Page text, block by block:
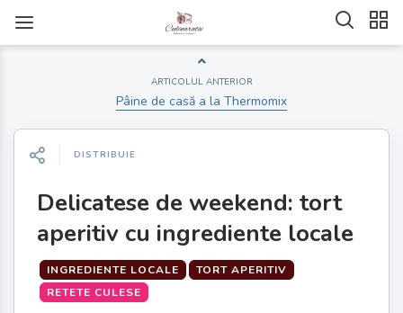
ARTICOLUL ANTERIOR
Pâine de casă a la Thermomix
DISTRIBUIE
Delicatese de weekend: tort
aperitiv cu ingrediente locale
INGREDIENTE LOCALE
TORT APERITIV
RETETE CULESE